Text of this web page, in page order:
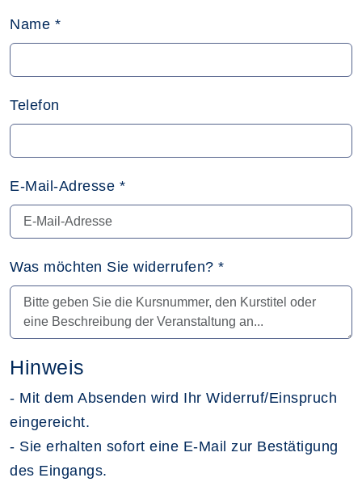
Name *
Telefon
E-Mail-Adresse *
Was möchten Sie widerrufen? *
Hinweis
- Mit dem Absenden wird Ihr Widerruf/Einspruch
eingereicht.
- Sie erhalten sofort eine E-Mail zur Bestätigung
des Eingangs.